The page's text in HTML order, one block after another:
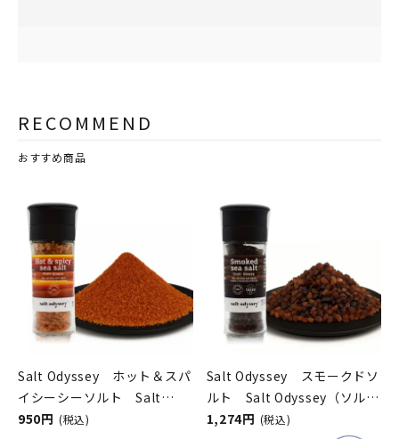
RECOMMEND
おすすめ商品
Salt Odyssey ホット＆スパ
イシーシーソルト Salt
Odyssey（ソルトオデッセ
950円 (税込)
Salt Odyssey スモークドソ
ルト Salt Odyssey（ソルト
オデッセイ）
1,274円 (税込)